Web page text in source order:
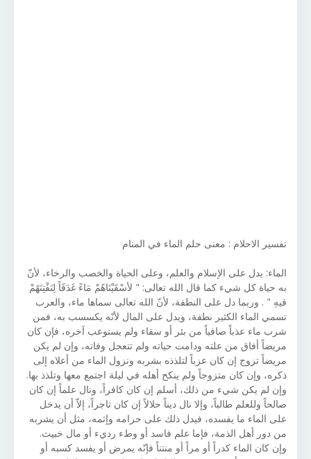
تفسير الاحلام : معنى حلم الماء في المنام
الماء: يدل على الإسلام والعلم، وعلى الحياة والخصب والرخاء، لأنّ
به حياة كل شيء كما قال الله تعالى: " لأسْقَيْنَاهًمْ مَاءً غَدَقَاً لِنَفْتِنَهًمْ
فيهِ " . وربما دل على النطفة، لأنّ الله تعالى سماها ماء، والعرب
تسمي الماء الكثير نطفة، ويدل على المال لأنّه يكسسب به، فمن
شرب ماء عذباً صافياً من بئر أو سقاء ولم يستوعب آخره، فإن كان
مريضاً أفاق من علته ودامت حياته ولم تتعجل وفاته، وإن لم يكن
مريضاً تزوج إن كان عزباً لتلذذه بشربه ونزول الماء من أعلاه إلى
ذكره، وإن كان متزوجاً ولم ينكح أهله في ليلة اجتمع معها وتلذذ بها.
وإن لم يكن شيء من ذلك، أسلم إن كان كافراً، ونال علماً إن كان
صالحاً وللعلم طالباً، وإلا نال ديناً حلالاً إن كان تاجراً، إلاّ أن يدخل
على الماء ما يفسده، فيدل ذلك على حرامه وإثمه، مثل أن يشربه
من دور أهل الذمة، فإما علم فاسد أو وطء رديء أو مال خبيث.
وإن كان الماء كدراً أو مراً أو منتناً فإنّه يمرض أو يفسد كسبه أو